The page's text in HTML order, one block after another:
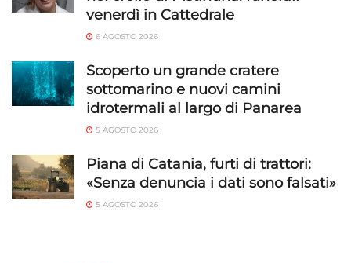
venerdì in Cattedrale
6 AGOSTO 2026
Scoperto un grande cratere
sottomarino e nuovi camini
idrotermali al largo di Panarea
5 AGOSTO 2026
Piana di Catania, furti di trattori:
«Senza denuncia i dati sono falsati»
5 AGOSTO 2026